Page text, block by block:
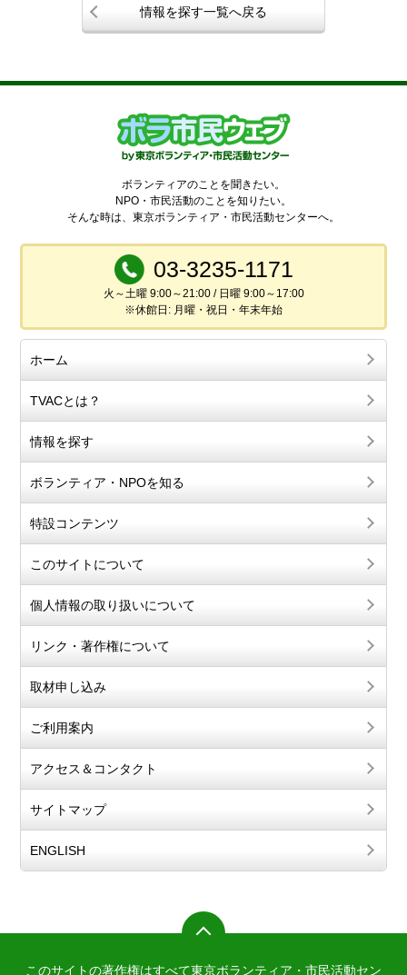
情報を探す一覧へ戻る
ボランティアのことを聞きたい。
NPO・市民活動のことを知りたい。
そんな時は、東京ボランティア・市民活動センターへ。
03-3235-1171
火～土曜 9:00～21:00 / 日曜 9:00～17:00
※休館日: 月曜・祝日・年末年始
ホーム
TVACとは？
情報を探す
ボランティア・NPOを知る
特設コンテンツ
このサイトについて
個人情報の取り扱いについて
リンク・著作権について
取材申し込み
ご利用案内
アクセス＆コンタクト
サイトマップ
ENGLISH
このサイトの著作権はすべて東京ボランティア・市民活動セン